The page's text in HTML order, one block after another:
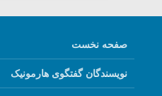
صفحه نخست
نویسندگان گفتگوی هارمونیک